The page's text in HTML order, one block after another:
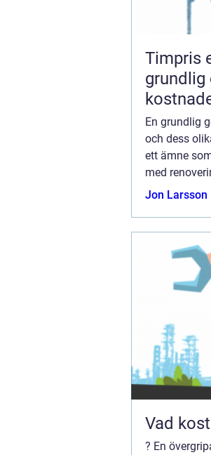
Timpris
grundlig
En grundlig
och dess
ett ämne
med
av bostäder
Jon Larsson
Vad
? En